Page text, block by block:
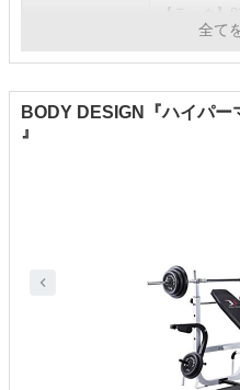
ト・プレー
全て
BODY DESIGN『ハイパー
』